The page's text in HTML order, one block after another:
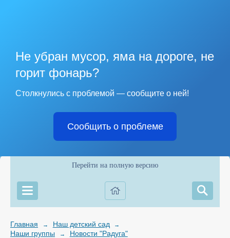
Не убран мусор, яма на дороге, не
горит фонарь?
Столкнулись с проблемой — сообщите о ней!
Сообщить о проблеме
Перейти на полную версию
Главная → Наш детский сад →
Наши группы → Новости "Радуга"